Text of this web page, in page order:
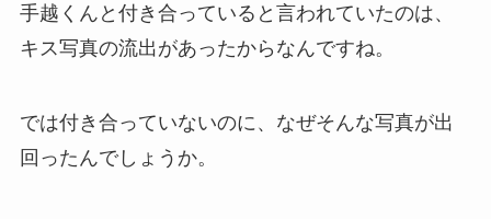
手越くんと付き合っていると言われていたのは、
キス写真の流出があったからなんですね。
では付き合っていないのに、なぜそんな写真が出
回ったんでしょうか。